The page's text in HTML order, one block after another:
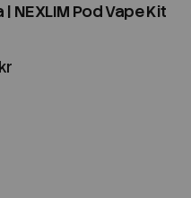
| NEXLIM Pod Vape Kit